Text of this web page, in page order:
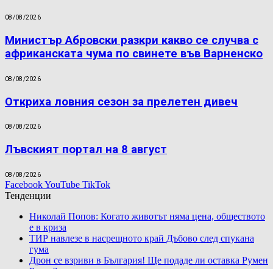
08/08/2026
Министър Абровски разкри какво се случва с
африканската чума по свинете във Варненско
08/08/2026
Откриха ловния сезон за прелетен дивеч
08/08/2026
Лъвският портал на 8 август
08/08/2026
FacebookYouTube TikTok
Тенденции
Николай Попов: Когато животът няма цена, обществото
е в криза
ТИР навлезе в насрещното край Дъбово след спукана
гума
Дрон се взриви в България! Ще подаде ли оставка Румен